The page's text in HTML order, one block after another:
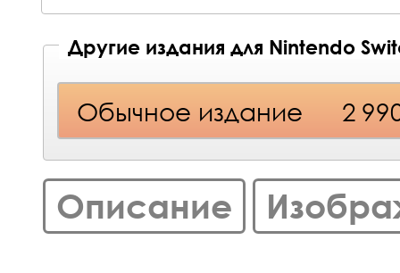
Другие издания для Nintendo
Обычное издание 2
Описание